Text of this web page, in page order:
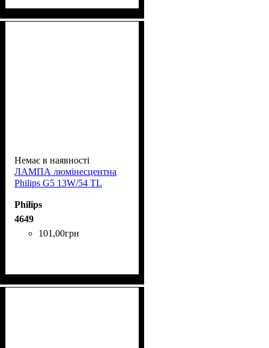
Немає в наявності
ЛАМПА люмінесцентна
Phіlіps G5 13W/54 TL
Philips
4649
101 ,00грн